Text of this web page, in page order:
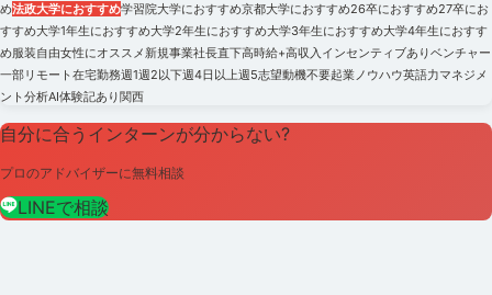
め法政大学におすすめ学習院大学におすすめ京都大学におすすめ26卒におすすめ27卒にお
すすめ大学1年生におすすめ大学2年生におすすめ大学3年生におすすめ大学4年生におすす
め服装自由女性にオススメ新規事業社長直下高時給+高収入 インセンティブありベンチャー
一部リモート在宅勤務週1週2以下週4日以上週5志望動機不要起業ノウハウ英語力マネジメ
ント分析AI体験記あり関西
自分に合うインターンが分からない?
プロのアドバイザーに無料相談
LINEで相談